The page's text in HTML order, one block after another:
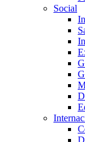
Social